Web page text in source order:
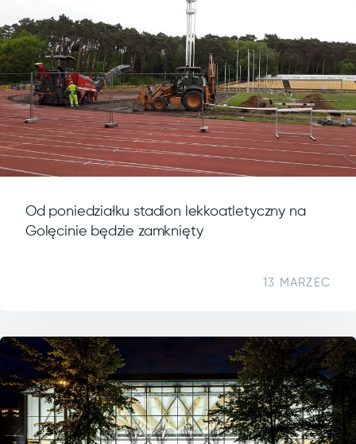
Od poniedziałku stadion lekkoatletyczny na
Golęcinie będzie zamknięty
13 MARZEC